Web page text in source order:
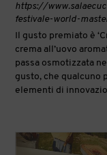
https://
festivale-world-
Il gusto premiato è
crema all’uovo
passa osmotizzata
gusto, che qualcuno
elementi di